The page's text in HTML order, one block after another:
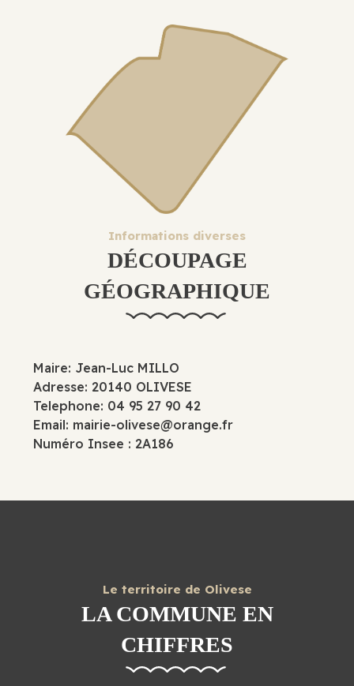
Informations diverses
DÉCOUPAGE
GÉOGRAPHIQUE
Maire: Jean-Luc MILLO
Adresse: 20140 OLIVESE
Telephone: 04 95 27 90 42
Email: mairie-olivese@orange.fr
Numéro Insee : 2A186
Le territoire de Olivese
LA COMMUNE EN
CHIFFRES